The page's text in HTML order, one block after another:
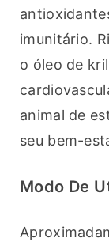
imunitário.
o óleo de
animal de
seu bem-
Modo De